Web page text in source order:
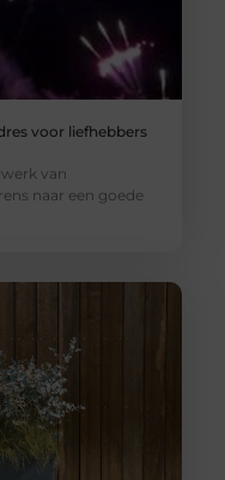
voor liefhebbers
van
naar een goede